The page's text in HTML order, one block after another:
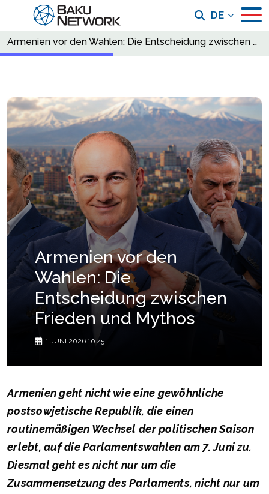
DE
Armenien vor den Wahlen: Die Entscheidung zwischen Frieden und Mythos
Armenien vor den
Wahlen: Die
Entscheidung zwischen
Frieden und Mythos
1 JUNI 2026 10:45
Armenien geht nicht wie eine gewöhnliche
postsowjetische Republik, die einen
routinemäßigen Wechsel der politischen Saison
erlebt, auf die Parlamentswahlen am 7. Juni zu.
Diesmal geht es nicht nur um die
Zusammensetzung des Parlaments, nicht nur um